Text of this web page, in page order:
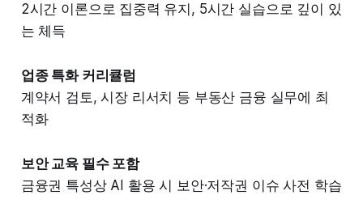
2시간 이론으로 집중력 유지, 5시간 실습으로 깊이 있
는 체득
업종 특화 커리큘럼
계약서 검토, 시장 리서치 등 부동산 금융 실무에 최
적화
보안 교육 필수 포함
금융권 특성상 AI 활용 시 보안·저작권 이슈 사전 학습